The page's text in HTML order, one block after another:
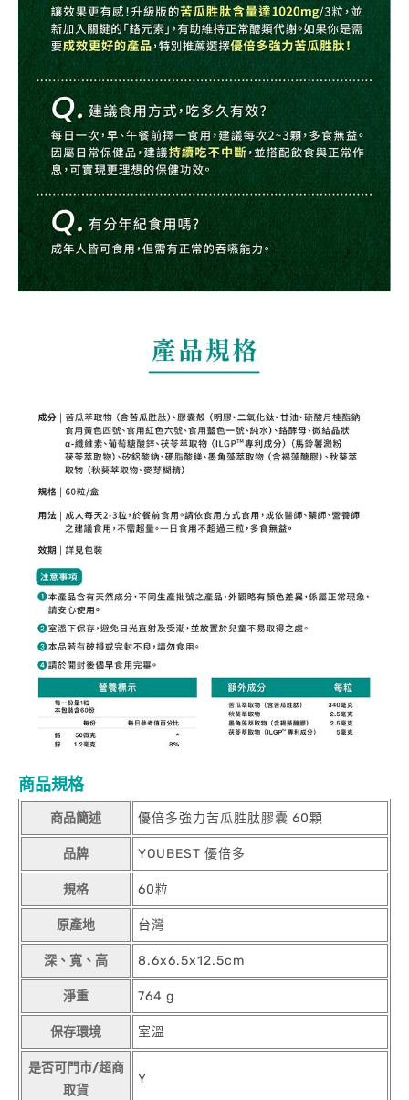
商品規格
商品簡述 優倍多強力苦瓜胜肽膠囊 60顆
品牌 YOUBEST 優倍多
規格 60粒
原產地 台灣
深、寬、高 8.6x6.5x12.5cm
淨重 764 g
保存環境 室溫
是否可門市/超商
取貨
Y